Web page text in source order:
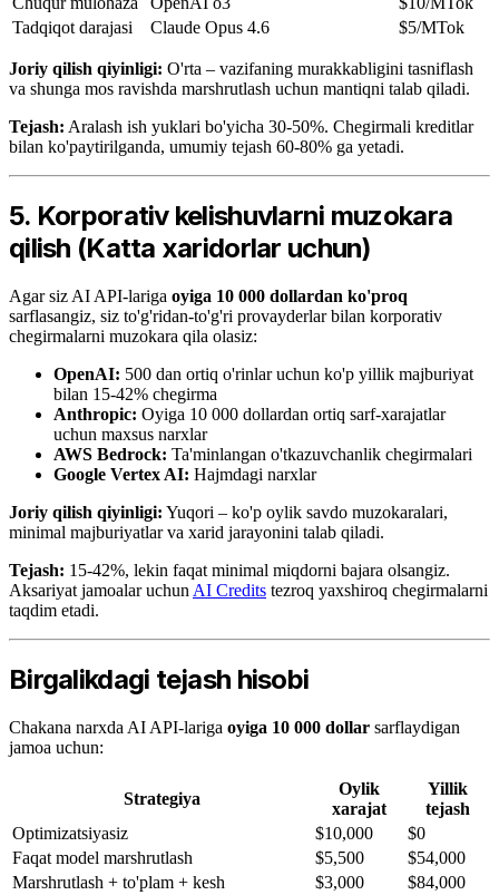
Tadqiqot darajasi
Claude Opus 4.6 $5/MTok
Joriy qilish qiyinligi: O'rta – vazifaning murakkabligini tasniflash
va shunga mos ravishda marshrutlash uchun mantiqni talab qiladi.
Tejash: Aralash ish yuklari bo'yicha 30-50%. Chegirmali kreditlar
bilan ko'paytirilganda, umumiy tejash 60-80% ga yetadi.
5. Korporativ kelishuvlarni muzokara
qilish (Katta xaridorlar uchun)
Agar siz AI API-lariga oyiga 10 000 dollardan ko'proq
sarflasangiz, siz to'g'ridan-to'g'ri provayderlar bilan korporativ
chegirmalarni muzokara qila olasiz:
OpenAI: 500 dan ortiq o'rinlar uchun ko'p yillik majburiyat
bilan 15-42% chegirma
Anthropic: Oyiga 10 000 dollardan ortiq sarf-xarajatlar
uchun maxsus narxlar
AWS Bedrock: Ta'minlangan o'tkazuvchanlik chegirmalari
Google Vertex AI: Hajmdagi narxlar
Joriy qilish qiyinligi: Yuqori – ko'p oylik savdo muzokaralari,
minimal majburiyatlar va xarid jarayonini talab qiladi.
Tejash: 15-42%, lekin faqat minimal miqdorni bajara olsangiz.
Aksariyat jamoalar uchun AI Credits tezroq yaxshiroq chegirmalarni
taqdim etadi.
Birgalikdagi tejash hisobi
Chakana narxda AI API-lariga oyiga 10 000 dollar sarflaydigan
jamoa uchun:
Strategiya
Oylik
xarajat
Yillik
tejash
Optimizatsiyasiz
$10,000
$0
Faqat model marshrutlash
$5,500
$54,000
Marshrutlash + to'plam + kesh
$3,000
$84,000